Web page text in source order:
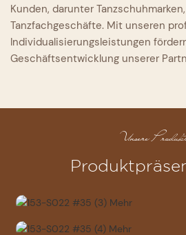
Kunden, darunter
Tanzfachgeschäfte. Mit unseren
Individualisierungsleistungen
Geschäftsentwicklung unserer
Unsere